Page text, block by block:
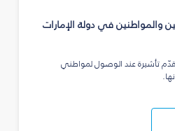
والمواطنين في دولة الإمارات
تأشيرة عند الوصول لمواطني